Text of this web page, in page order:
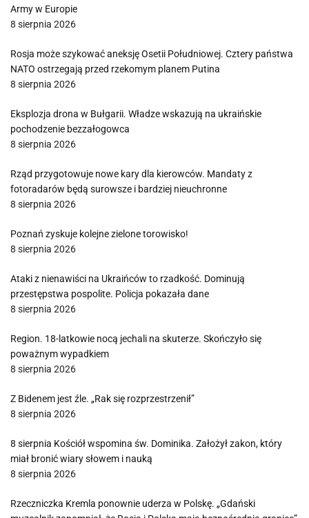
Army w Europie
8 sierpnia 2026
Rosja może szykować aneksję Osetii Południowej. Cztery państwa
NATO ostrzegają przed rzekomym planem Putina
8 sierpnia 2026
Eksplozja drona w Bułgarii. Władze wskazują na ukraińskie
pochodzenie bezzałogowca
8 sierpnia 2026
Rząd przygotowuje nowe kary dla kierowców. Mandaty z
fotoradarów będą surowsze i bardziej nieuchronne
8 sierpnia 2026
Poznań zyskuje kolejne zielone torowisko!
8 sierpnia 2026
Ataki z nienawiści na Ukraińców to rzadkość. Dominują
przestępstwa pospolite. Policja pokazała dane
8 sierpnia 2026
Region. 18-latkowie nocą jechali na skuterze. Skończyło się
poważnym wypadkiem
8 sierpnia 2026
Z Bidenem jest źle. „Rak się rozprzestrzenił”
8 sierpnia 2026
8 sierpnia Kościół wspomina św. Dominika. Założył zakon, który
miał bronić wiary słowem i nauką
8 sierpnia 2026
Rzeczniczka Kremla ponownie uderza w Polskę. „Gdański